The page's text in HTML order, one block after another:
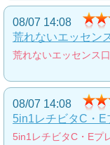
08/07 14:08
荒れないエッセン
荒れないエッセンス
08/07 14:08
5in1レチビタC・E
5in1レチビタC・E